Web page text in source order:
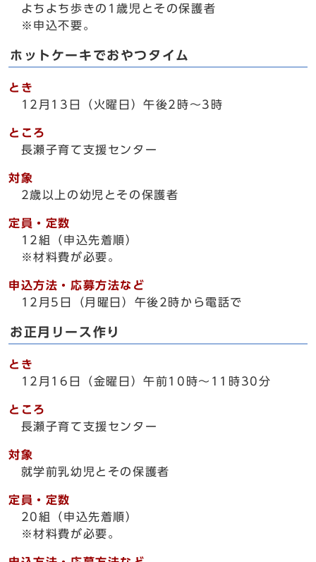
よちよち歩きの1歳児とその保護者
※申込不要。
ホットケーキでおやつタイム
とき
12月13日（火曜日）午後2時～3時
ところ
長瀬子育て支援センター
対象
2歳以上の幼児とその保護者
定員・定数
12組（申込先着順）
※材料費が必要。
申込方法・応募方法など
12月5日（月曜日）午後2時から電話で
お正月リース作り
とき
12月16日（金曜日）午前10時～11時30分
ところ
長瀬子育て支援センター
対象
就学前乳幼児とその保護者
定員・定数
20組（申込先着順）
※材料費が必要。